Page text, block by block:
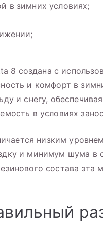
в зимних условиях;
8 создана с
и комфорт в
и снегу,
в условиях
низким
и минимум шума в
состава эта